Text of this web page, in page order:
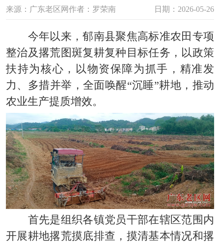
来源：广东老区网作者：罗荣南 日期：2026-05-26
今年以来，郁南县聚焦高标准农田专项
整治及撂荒图斑复耕复种目标任务，以政策
扶持为核心，以物资保障为抓手，精准发
力、多措并举，全面唤醒“沉睡”耕地，推动
农业生产提质增效。
首先是组织各镇党员干部在辖区范围内
开展耕地撂荒摸底排查，摸清基本情况和撂